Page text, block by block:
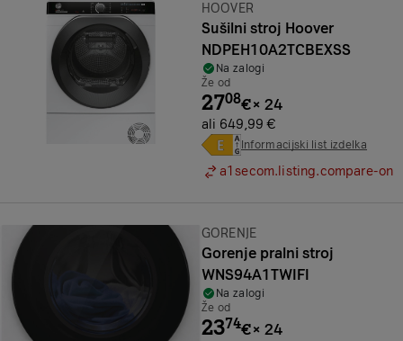
Znamka:
HOOVER
Sušilni stroj Hoover
NDPEH10A2TCBEXSS
Na zalogi
Že od
2708€× 24
ali 649,99 €
Informacijski list izdelka
a1secom.listing.compare-on
Znamka:
GORENJE
Gorenje pralni stroj
WNS94A1TWIFI
Na zalogi
Že od
2374€× 24